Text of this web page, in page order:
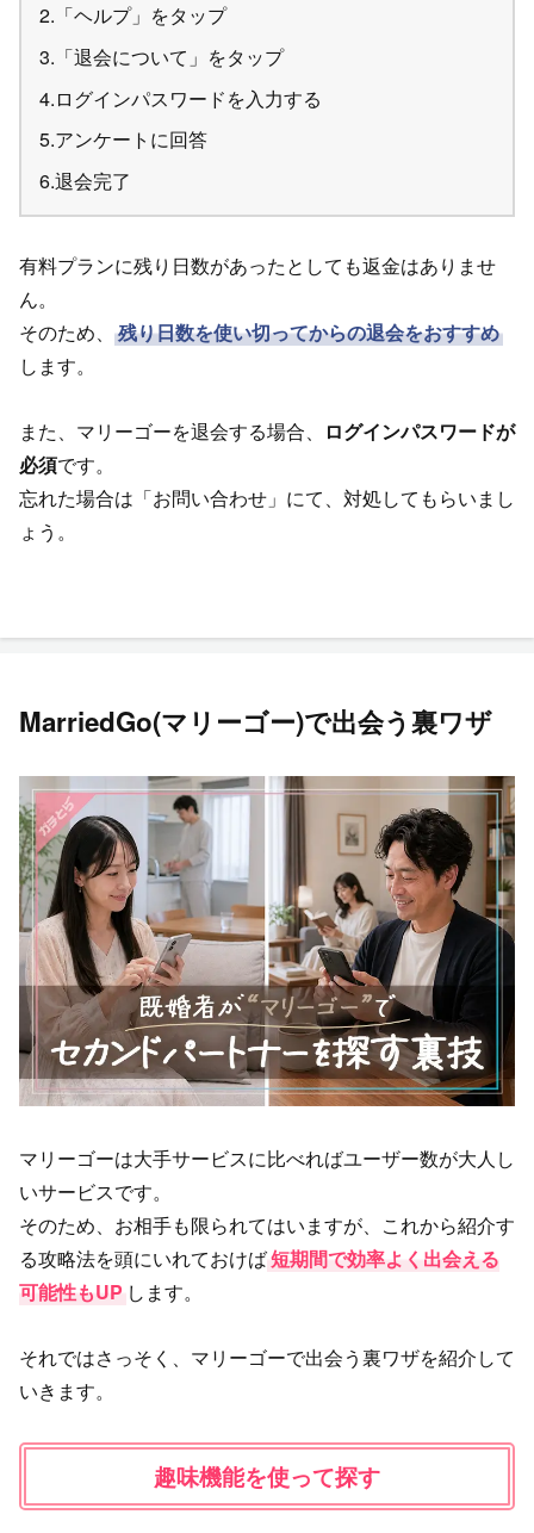
「ヘルプ」をタップ
「退会について」をタップ
ログインパスワードを入力する
アンケートに回答
退会完了
有料プランに残り日数があったとしても返金はありませ
ん。
そのため、
残り日数を使い切ってからの退会をおすすめ
します。
また、マリーゴーを退会する場合、
ログインパスワードが
必須です。
忘れた場合は「お問い合わせ」にて、対処してもらいまし
ょう。
MarriedGo(マリーゴー)で出会う裏ワザ
マリーゴーは大手サービスに比べればユーザー数が大人し
いサービスです。
そのため、お相手も限られてはいますが、これから紹介す
る攻略法を頭にいれておけば短期間で効率よく出会える
可能性もUP します。
それではさっそく、マリーゴーで出会う裏ワザを紹介して
いきます。
趣味機能を使って探す